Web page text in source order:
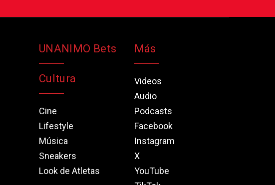
UNANIMO Bets
Cultura
Cine
Lifestyle
Música
Sneakers
Look de Atletas
Más
Videos
Audio
Podcasts
Facebook
Instagram
X
YouTube